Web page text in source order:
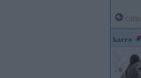
karro